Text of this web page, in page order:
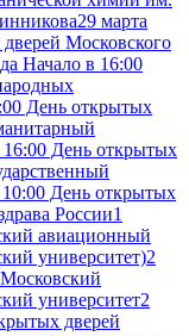
29 марта
Московского
Начало в 16:00
День открытых
16:00 День открытых
10:00 День открытых
России1
авиационный
университет)2
университет2
дверей